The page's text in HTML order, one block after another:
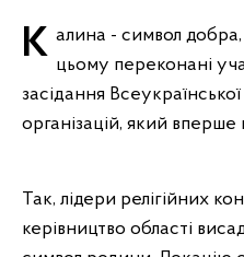
Калина - символ добра, сім’ї та єдності. Саме у цьому переконані
засідання
організацій, який вперше
Так, лідери релігійних
керівництво області